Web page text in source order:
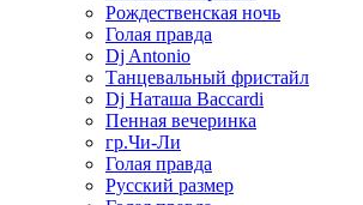
Рождественская ночь
Голая правда
Dj Antonio
Танцевальный фристайл
Dj Наташа Baccardi
Пенная вечеринка
гр.Чи-Ли
Голая правда
Русский размер